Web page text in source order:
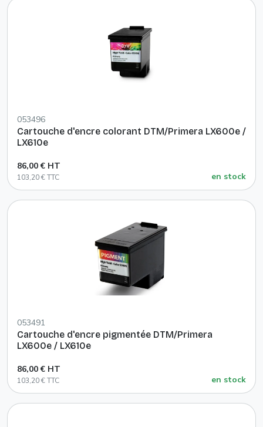
053496
Cartouche d'encre colorant DTM/Primera LX600e /
LX610e
86,00 € HT
103,20 € TTC en stock
053491
Cartouche d'encre pigmentée DTM/Primera
LX600e / LX610e
86,00 € HT
103,20 € TTC en stock